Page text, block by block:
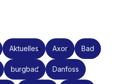
Aktuelles Axor Bad
burgbad Danfoss